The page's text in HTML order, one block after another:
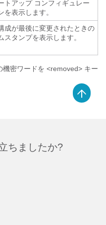
トアップ コンフィギュレー
を表示します。
成が最後に変更されたときの
スタンプを表示します。
機密ワードを <removed> キー
ちましたか?